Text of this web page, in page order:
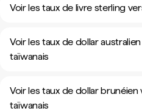
Voir les taux de livre sterling
Voir les taux de dollar
taïwanais
Voir les taux de dollar
taïwanais